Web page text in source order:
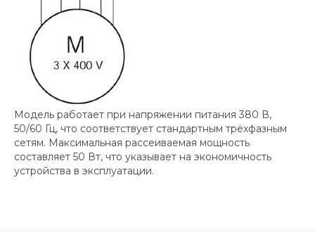
Модель работает при напряжении питания 380 В,
50/60 Гц, что соответствует стандартным трёхфазным
сетям. Максимальная рассеиваемая мощность
составляет 50 Вт, что указывает на экономичность
устройства в эксплуатации.